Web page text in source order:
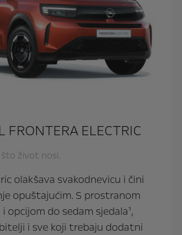
FRONTERA ELECTRIC
što život nosi.
olakšava svakodnevicu i čini
opuštajućim. S prostranom
opcijom do sedam sjedala¹,
i sve koji trebaju dodatni